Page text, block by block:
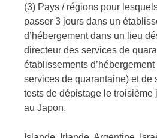
(3) Pays / régions pour
passer 3 jours dans un
d’hébergement dans un lieu
directeur des services de
établissements
services de quarantaine) et de
tests de dépistage le troisième
au Japon.